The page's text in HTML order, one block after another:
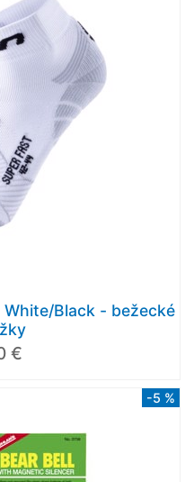
White/Black - bežecké
€
-5 %